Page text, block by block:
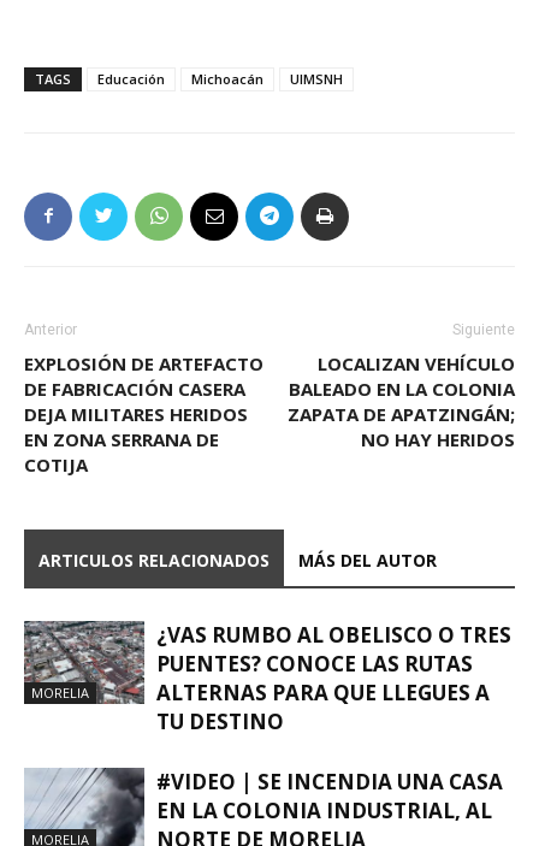
TAGS Educación Michoacán UIMSNH
Anterior
EXPLOSIÓN DE ARTEFACTO
DE FABRICACIÓN CASERA
DEJA MILITARES HERIDOS
EN ZONA SERRANA DE
COTIJA
Siguiente
LOCALIZAN VEHÍCULO
BALEADO EN LA COLONIA
ZAPATA DE APATZINGÁN;
NO HAY HERIDOS
ARTICULOS RELACIONADOS MÁS DEL AUTOR
MORELIA
¿VAS RUMBO AL OBELISCO O TRES
PUENTES? CONOCE LAS RUTAS
ALTERNAS PARA QUE LLEGUES A
TU DESTINO
MORELIA
#VIDEO | SE INCENDIA UNA CASA
EN LA COLONIA INDUSTRIAL, AL
NORTE DE MORELIA